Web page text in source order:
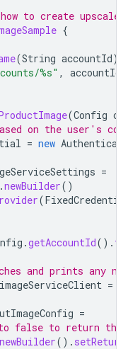
to create
{
(String accountId)
%s" , accountId
(Config
on the user's
= new
=
.newBuilder()
(
.getAccountId().
and prints any
imageServiceClient =
=
to return the
newBuilder().